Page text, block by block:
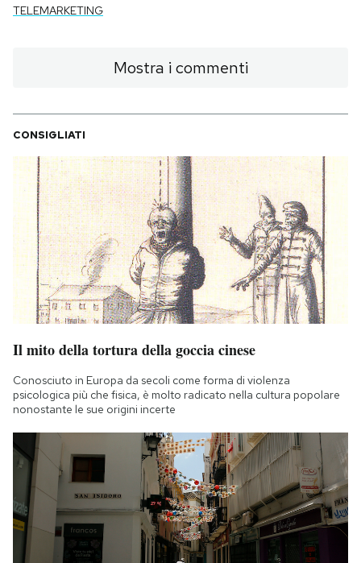
TELEMARKETING
Mostra i commenti
CONSIGLIATI
Il mito della tortura della goccia cinese
Conosciuto in Europa da secoli come forma di violenza
psicologica più che fisica, è molto radicato nella cultura popolare
nonostante le sue origini incerte